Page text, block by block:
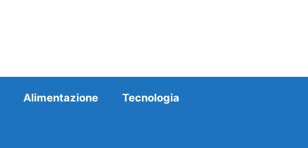
Alimentazione Tecnologia